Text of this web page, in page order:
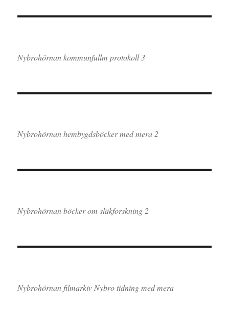
Nybrohörnan kommunfullm protokoll 3
Nybrohörnan hembygdsböcker med mera 2
Nybrohörnan böcker om släkforskning 2
Nybrohörnan filmarkiv Nybro tidning med mera